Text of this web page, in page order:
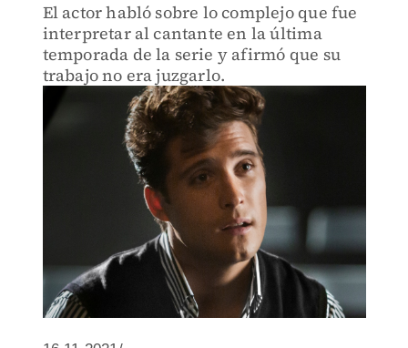
El actor habló sobre lo complejo que fue
interpretar al cantante en la última
temporada de la serie y afirmó que su
trabajo no era juzgarlo.